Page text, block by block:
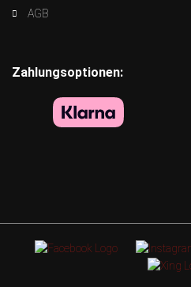
AGB
Zahlungsoptionen: